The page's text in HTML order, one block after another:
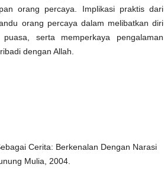
orang percaya. Implikasi praktis dari
orang percaya dalam melibatkan diri
serta memperkaya pengalaman
dengan Allah.
Cerita: Berkenalan Dengan Narasi
Mulia, 2004.